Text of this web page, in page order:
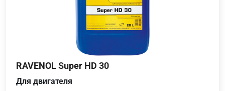
RAVENOL Super HD 30
Для двигателя